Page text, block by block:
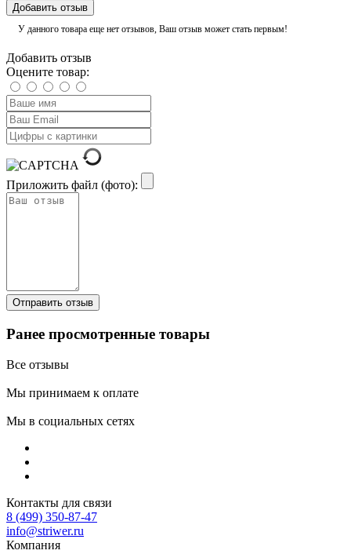
Добавить отзыв
У данного товара еще нет отзывов, Ваш отзыв может стать первым!
Добавить отзыв
Оцените товар:
Приложить файл (фото):
Ранее просмотренные товары
Все отзывы
Мы принимаем к оплате
Мы в социальных сетях
Контакты для связи
8 (499) 350-87-47
info@striwer.ru
Компания